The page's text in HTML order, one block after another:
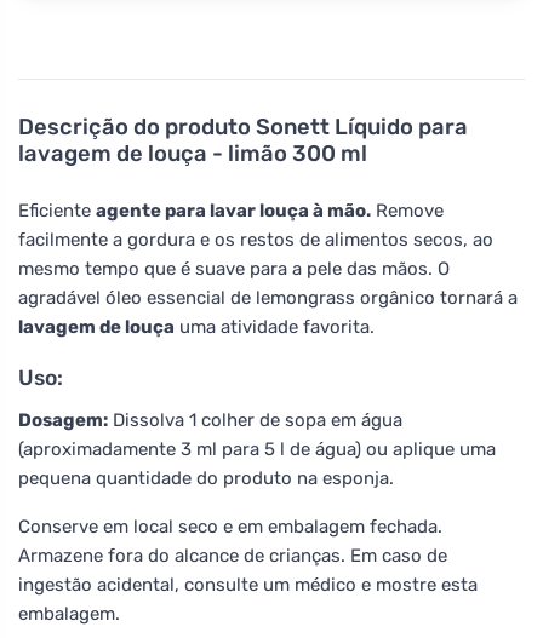
Descrição do produto Sonett Líquido para
lavagem de louça - limão 300 ml
Eficiente agente para lavar louça à mão. Remove
facilmente a gordura e os restos de alimentos secos, ao
mesmo tempo que é suave para a pele das mãos. O
agradável óleo essencial de lemongrass orgânico tornará a
lavagem de louça uma atividade favorita.
Uso:
Dosagem: Dissolva 1 colher de sopa em água
(aproximadamente 3 ml para 5 l de água) ou aplique uma
pequena quantidade do produto na esponja.
Conserve em local seco e em embalagem fechada.
Armazene fora do alcance de crianças. Em caso de
ingestão acidental, consulte um médico e mostre esta
embalagem.